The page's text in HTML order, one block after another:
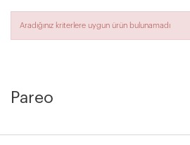
Aradığınız kriterlere uygun ürün bulunamadı
Pareo